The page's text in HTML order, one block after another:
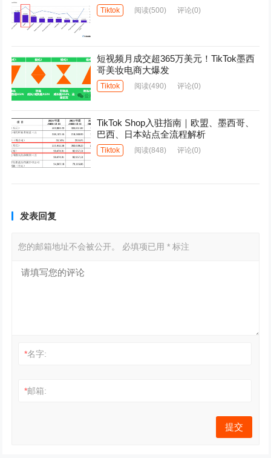
Tiktok 阅读(500) 评论(0)
短视频月成交超365万美元！TikTok墨西
哥美妆电商大爆发
Tiktok 阅读(490) 评论(0)
TikTok Shop入驻指南｜欧盟、墨西哥、
巴西、日本站点全流程解析
Tiktok 阅读(848) 评论(0)
发表回复
您的邮箱地址不会被公开。 必填项已用* 标注
*名字:
*邮箱: